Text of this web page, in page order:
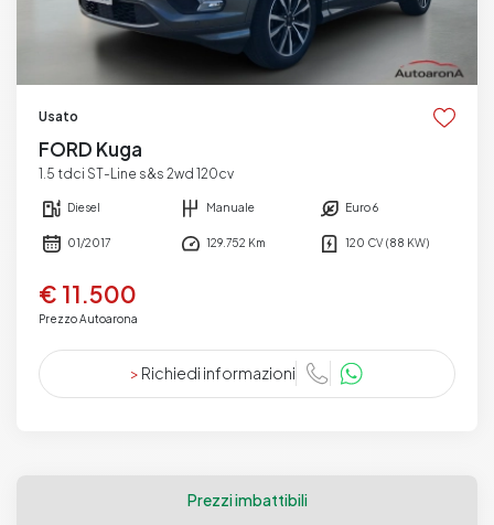
Usato
FORD Kuga
1.5 tdci ST-Line s&s 2wd 120cv
Diesel Manuale Euro 6
01/2017 129.752 Km 120 CV (88 KW)
€ 11.500
Prezzo Autoarona
> Richiedi informazioni
Prezzi imbattibili